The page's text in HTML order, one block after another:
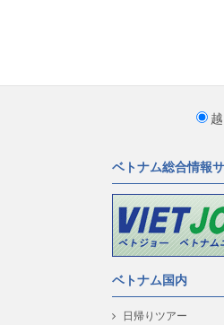
ベトナム総合情報
ベトナム国内
日帰りツアー